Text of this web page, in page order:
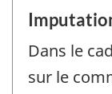
Dans le
sur le